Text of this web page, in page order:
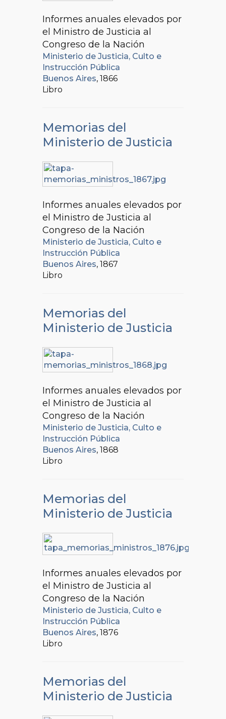
Informes anuales elevados por
el Ministro de Justicia al
Congreso de la Nación
Ministerio de Justicia, Culto e
Instrucción Pública
Buenos Aires, 1866
Libro
Memorias del
Ministerio de Justicia
Informes anuales elevados por
el Ministro de Justicia al
Congreso de la Nación
Ministerio de Justicia, Culto e
Instrucción Pública
Buenos Aires, 1867
Libro
Memorias del
Ministerio de Justicia
Informes anuales elevados por
el Ministro de Justicia al
Congreso de la Nación
Ministerio de Justicia, Culto e
Instrucción Pública
Buenos Aires, 1868
Libro
Memorias del
Ministerio de Justicia
Informes anuales elevados por
el Ministro de Justicia al
Congreso de la Nación
Ministerio de Justicia, Culto e
Instrucción Pública
Buenos Aires, 1876
Libro
Memorias del
Ministerio de Justicia